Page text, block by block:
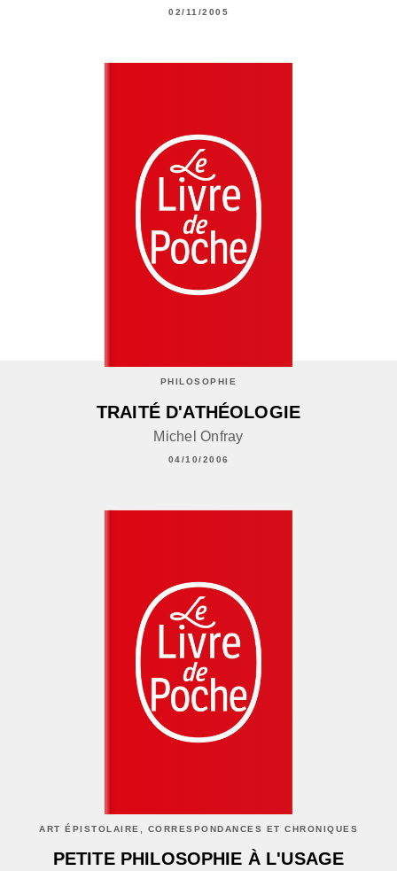
02/11/2005
PHILOSOPHIE
TRAITÉ D'ATHÉOLOGIE
Michel Onfray
04/10/2006
ART ÉPISTOLAIRE, CORRESPONDANCES ET CHRONIQUES
PETITE PHILOSOPHIE À L'USAGE